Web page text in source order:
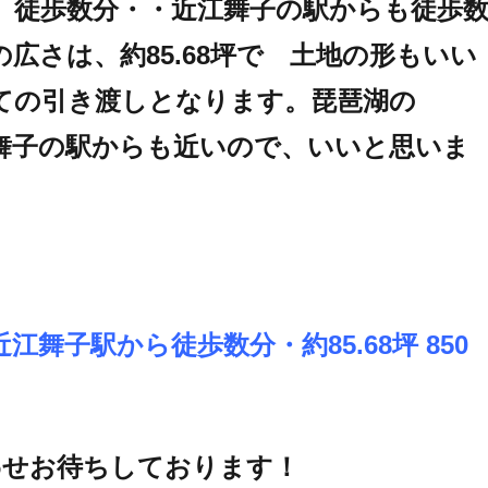
徒歩数分・・近江舞子の駅からも徒歩数
広さは、約85.68坪で 土地の形もいい
の引き渡しとなります。琵琶湖の
子の駅からも近いので、いいと思いま
舞子駅から徒歩数分・約85.68坪 850
お待ちしております！